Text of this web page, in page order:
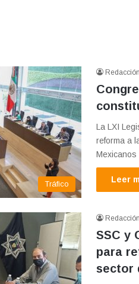
Tráfico
La LXI
reforma a
Leer
SSC y
para
sector